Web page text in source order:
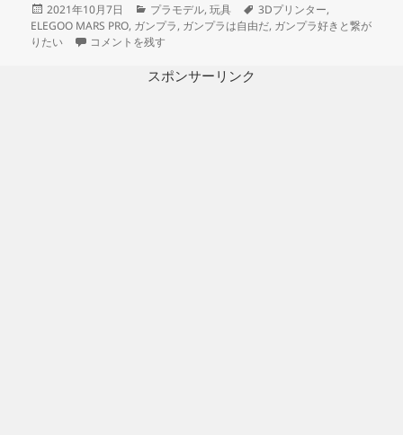
投
稿
日:
2021年10月7日
カ
テ
ゴ
ー
プラモデル,玩具
タ
グ
3Dプリンター,
ELEGOO MARS PRO, ガンプラ, ガンプラは自由だ, ガンプラ好きと繋が
りたい
3Dプリンター ムサイ改型ワルキューレ 製作日誌（68日目）メ
コメントを残す
スポンサーリンク